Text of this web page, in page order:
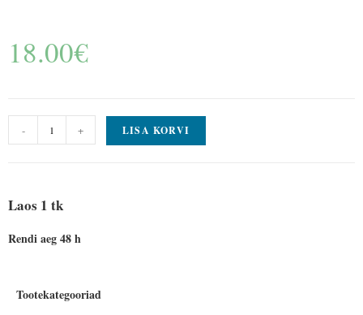
18.00€
- + LISA KORVI
Laos 1 tk
Rendi aeg 48 h
Tootekategooriad